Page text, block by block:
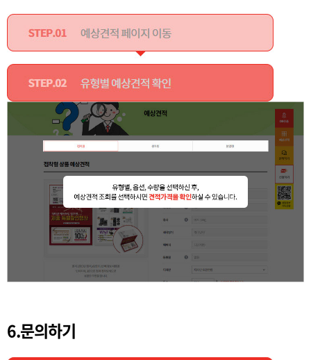
6.문의하기